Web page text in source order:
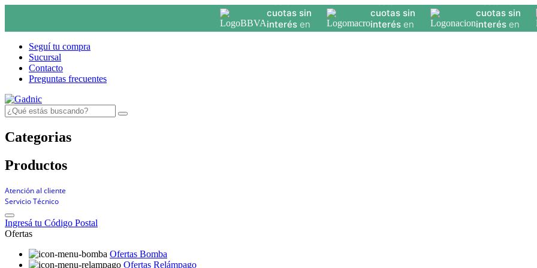
cuotas sin
interésen
seleccionados
cuotas sin
interésen
seleccionados
cuotas sin
interés
Seguí tu compra
Sucursal
Contacto
Preguntas frecuentes
Categorias
Productos
Atención al cliente
Servicio Técnico
Ingresá tu Código Postal
Ofertas
Ofertas Bomba
Ofertas Relámpago